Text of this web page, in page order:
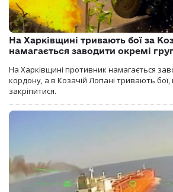
На Харківщині тривають бої за
намагається заводити окремі
На Харківщині противник намагається
кордону, а в Козачій Лопані тривають бої,
закріпитися.